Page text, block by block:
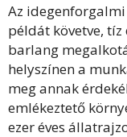
Az
példát követve, tíz
barlang
helyszínen a
meg annak
emlékeztető
ezer éves